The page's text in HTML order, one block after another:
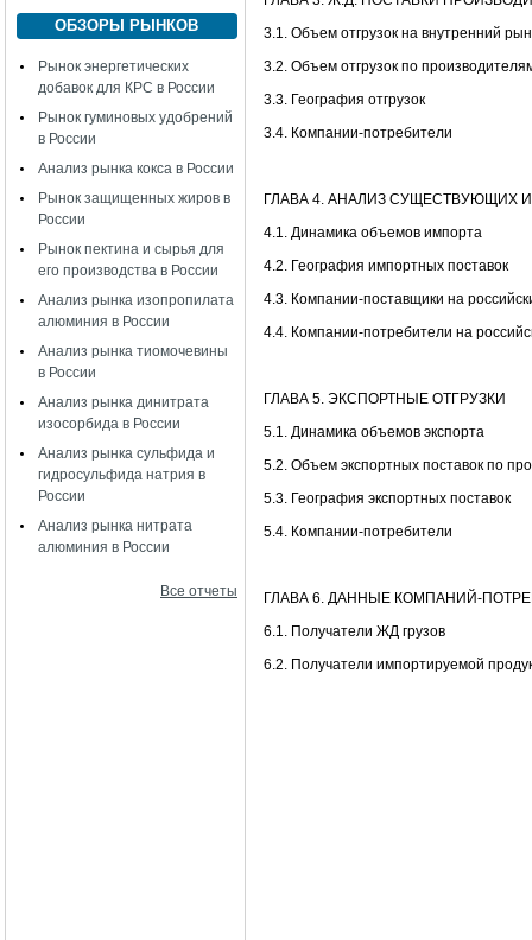
ОБЗОРЫ РЫНКОВ
Рынок энергетических
добавок для КРС в России
Рынок гуминовых удобрений
в России
Анализ рынка кокса в России
Рынок защищенных жиров в
России
Рынок пектина и сырья для
его производства в России
Анализ рынка изопропилата
алюминия в России
Анализ рынка тиомочевины
в России
Анализ рынка динитрата
изосорбида в России
Анализ рынка сульфида и
гидросульфида натрия в
России
Анализ рынка нитрата
алюминия в России
Все отчеты
3.1. Объем отгрузок на внутренний
3.2. Объем отгрузок по
3.3. География отгрузок
3.4. Компании-потребители
ГЛАВА 4. АНАЛИЗ СУЩЕСТВУЮЩИХ
4.1. Динамика объемов импорта
4.2. География импортных поставок
4.3. Компании-поставщики на
4.4. Компании-потребители на
ГЛАВА 5. ЭКСПОРТНЫЕ ОТГРУЗКИ
5.1. Динамика объемов экспорта
5.2. Объем экспортных поставок по
5.3. География экспортных поставок
5.4. Компании-потребители
ГЛАВА 6. ДАННЫЕ КОМПАНИЙ-
6.1. Получатели ЖД грузов
6.2. Получатели импортируемой